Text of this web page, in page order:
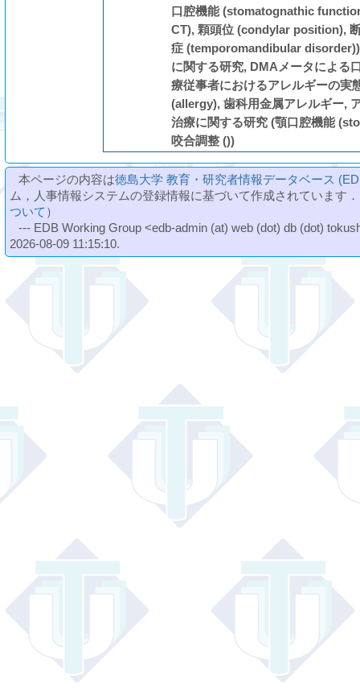
口腔機能 (stomatognathic
CT), 顆頭位 (condylar position),
症 (temporomandibular
に関する研究, DMAメータによる
療従事者におけるアレルギーの実
(allergy), 歯科用金属アレルギー,
治療に関する研究 (顎口腔機能
咬合調整 ())
本ページの内容は徳島大学 教育・研究者情報データベース
ム，人事情報システムの登録情報に基づいて作成されています
ついて ）
--- EDB Working Group <edb-admin (at) web (dot) db (dot)
2026-08-09 11:15:10.